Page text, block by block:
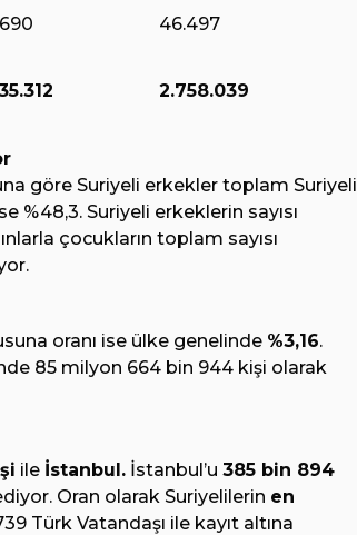
46.497
2.758.039
göre Suriyeli erkekler toplam Suriyeli
%48,3. Suriyeli erkeklerin sayısı
çocukların toplam sayısı
oranı ise ülke genelinde %3,16.
85 milyon 664 bin 944 kişi olarak
ile İstanbul. İstanbul’u 385 bin 894
Oran olarak Suriyelilerin en
Türk Vatandaşı ile kayıt altına